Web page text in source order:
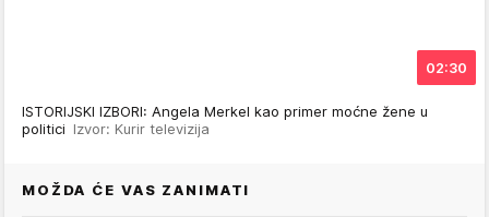
02:30
ISTORIJSKI IZBORI: Angela Merkel kao primer moćne žene u
politici Izvor: Kurir televizija
MOŽDA ĆE VAS ZANIMATI